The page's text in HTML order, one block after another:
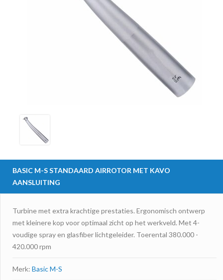
BASIC M-SSTANDAARD AIRROTOR MET KAVO
AANSLUITING
Turbine met extra krachtige prestaties. Ergonomisch ontwerp
met kleinere kop voor optimaal zicht op het werkveld. Met 4-
voudige spray en glasfiber lichtgeleider. Toerental 380.000 -
420.000 rpm
Merk: Basic M-S